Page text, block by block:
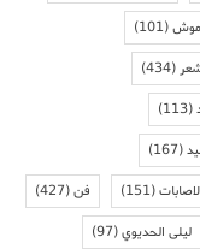
(101)
(434)
(113)
(167)
(151) فن(427)
ليلى الحديوي(97)